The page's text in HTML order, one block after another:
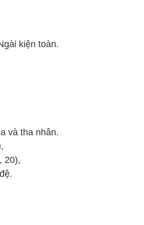
kiện toàn.
và tha nhân.
20),